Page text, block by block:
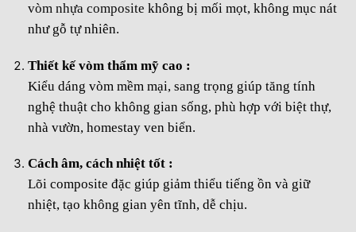
vòm nhựa composite không bị mối mọt, không mục nát
như gỗ tự nhiên.
Thiết kế vòm thẩm mỹ cao :
Kiểu dáng vòm mềm mại, sang trọng giúp tăng tính
nghệ thuật cho không gian sống, phù hợp với biệt thự,
nhà vườn, homestay ven biển.
Cách âm, cách nhiệt tốt :
Lõi composite đặc giúp giảm thiểu tiếng ồn và giữ
nhiệt, tạo không gian yên tĩnh, dễ chịu.